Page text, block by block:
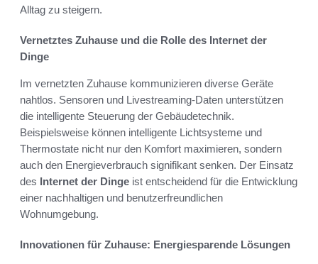
Alltag zu steigern.
Vernetztes Zuhause und die Rolle des Internet der
Dinge
Im vernetzten Zuhause kommunizieren diverse Geräte
nahtlos. Sensoren und Livestreaming-Daten unterstützen
die intelligente Steuerung der Gebäudetechnik.
Beispielsweise können intelligente Lichtsysteme und
Thermostate nicht nur den Komfort maximieren, sondern
auch den Energieverbrauch signifikant senken. Der Einsatz
des Internet der Dinge ist entscheidend für die Entwicklung
einer nachhaltigen und benutzerfreundlichen
Wohnumgebung.
Innovationen für Zuhause: Energiesparende Lösungen